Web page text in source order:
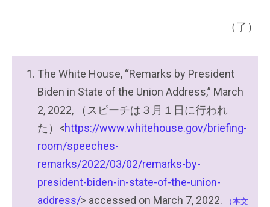
（了）
The White House, “Remarks by President
Biden in State of the Union Address,” March
2, 2022, （スピーチは３月１日に行われ
た）<https://www.whitehouse.gov/briefing-
room/speeches-
remarks/2022/03/02/remarks-by-
president-biden-in-state-of-the-union-
address/> accessed on March 7, 2022.
（本文